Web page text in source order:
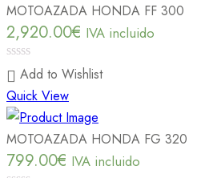
MOTOAZADA HONDA FF 300
2,920.00€ IVA incluido
0
out
of
5
Add to Wishlist
Quick View
MOTOAZADA HONDA FG 320
799.00€ IVA incluido